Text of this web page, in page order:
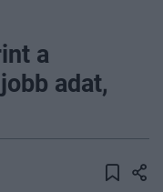
a
adat,